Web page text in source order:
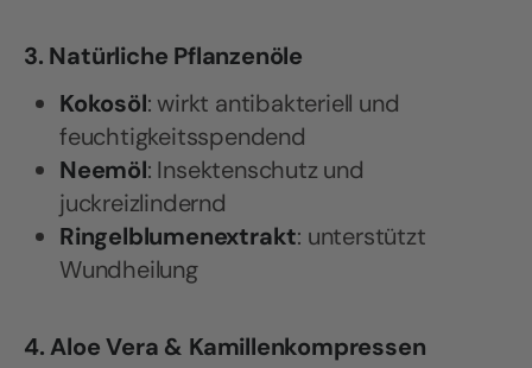
3. Natürliche Pflanzenöle
Kokosöl: wirkt antibakteriell und
feuchtigkeitsspendend
Neemöl: Insektenschutz und
juckreizlindernd
Ringelblumenextrakt: unterstützt
Wundheilung
4. Aloe Vera & Kamillenkompressen